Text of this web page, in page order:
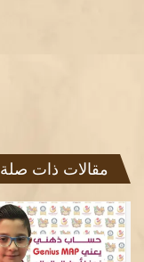
مقالات ذات صلة